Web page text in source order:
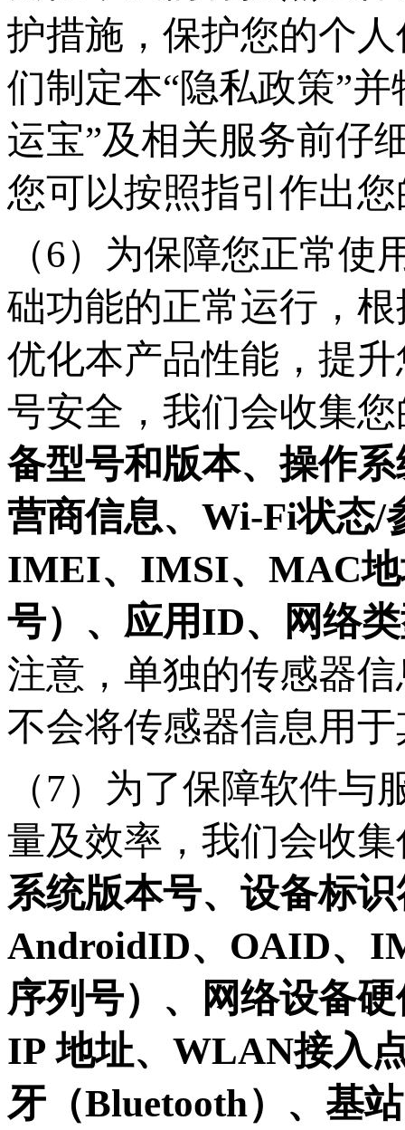
护措施，保护您的个
们制定本“隐私政策”
运宝”及相关服务前仔
您可以按照指引作出
（6）为保障您正常使
础功能的正常运行，
优化本产品性能，提
号安全，我们会收集您
备型号和版本、操作
营商信息、Wi-Fi状态/
IMEI、IMSI、MAC
号）、应用ID、网络
注意，单独的传感器
不会将传感器信息用
（7）为了保障软件与
量及效率，我们会收
系统版本号、设备标
AndroidID、OAID、
序列号）、网络设备
IP 地址、WLAN接入
牙（Bluetooth）、基